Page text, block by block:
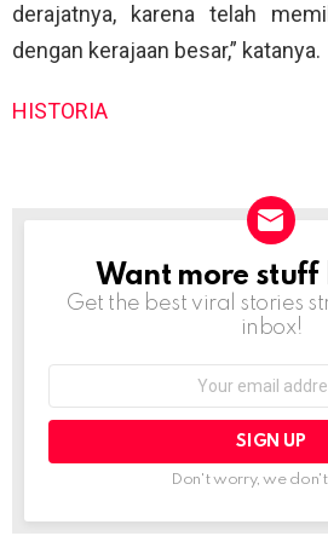
derajatnya, karena telah
dengan kerajaan besar,” katanya.
HISTORIA
NEWSLETTER
Want more stuff
Get the best viral stories
inbox!
Don't worry, we